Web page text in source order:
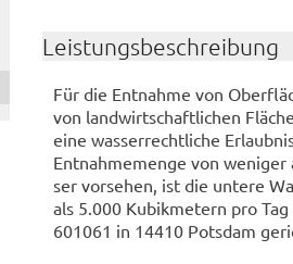
Leis­tungs­be­schrei­bung
Für die Ent­nah­me von
von land­wirt­schaft­li­chen
eine was­ser­recht­li­che
Ent­nah­me­men­ge von
ser vor­se­hen, ist die un­te­re
als 5.000 Ku­bik­me­tern pro
601061 in 14410 Pots­dam